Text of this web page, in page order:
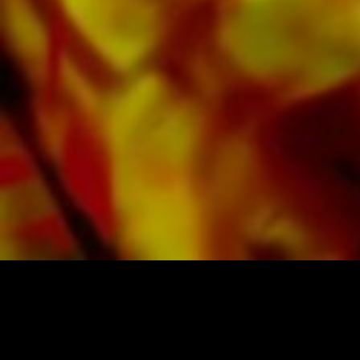
d'Harmonie, Orchestre Juniors, Ensemble de
cuivres, Ensemble à vent, Orchestre
Symphonique aussi bien que CDs et Éducation
musicale. Une grande partie de la littérature
de l'éditeur provenant de fanfares de premier
plan telles que le Black Dyke Band, le Cory
Band, le Brighouse & Rastrick Band ou
l'Oberaargauer Brass Band a été enregistrée
sur Obrasso Records. Tous les supports sonores
sont également disponibles numériquement sur
les portails populaires d'Apple, d'Amazon, de
Google, de Spotify et d'autres fournisseurs du
monde entier.